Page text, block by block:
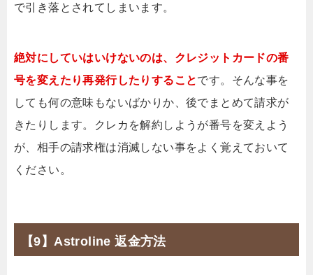
で引き落とされてしまいます。
絶対にしていはいけないのは、クレジットカードの番
号を変えたり再発行したりすることです。そんな事を
しても何の意味もないばかりか、後でまとめて請求が
きたりします。クレカを解約しようが番号を変えよう
が、相手の請求権は消滅しない事をよく覚えておいて
ください。
【9】Astroline 返金方法